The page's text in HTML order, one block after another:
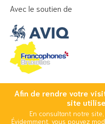
Avec le soutien de
© Copyright 2026 Cool And
Conditions Générales
Afin de rendre votre
site
En consultant notre
Évidemment, vous pouvez